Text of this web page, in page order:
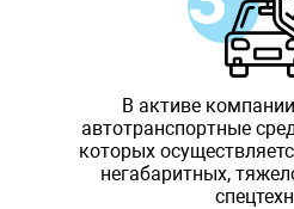
В активе
автотранспортные
которых
негабаритных,